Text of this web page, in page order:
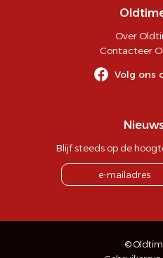
Over
Contacteer
Volg ons
Blijf steeds op de
©